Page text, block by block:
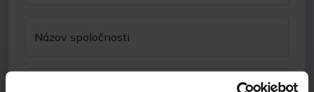
Názov spoločnosti